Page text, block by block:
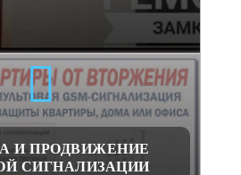
И ПРОДВИЖЕНИЕ
СИГНАЛИЗАЦИИ